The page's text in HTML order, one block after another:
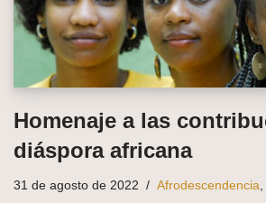
Homenaje a las
diáspora africana
31 de agosto de 2022 Afrodescendencia